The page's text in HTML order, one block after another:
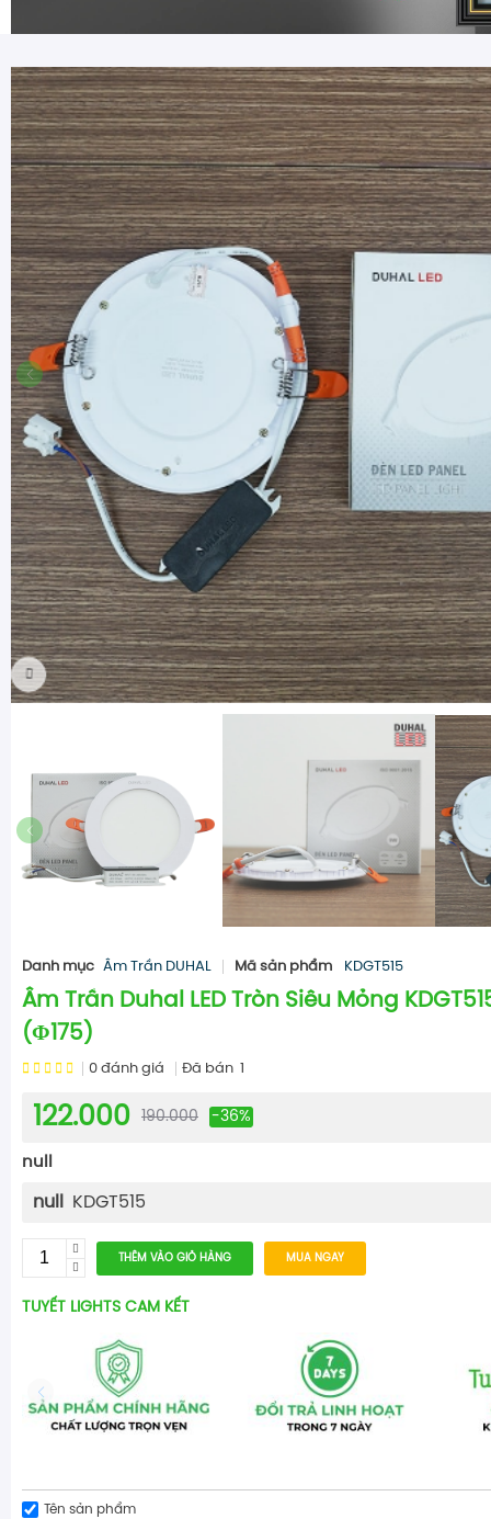
Danh mục Âm Trần DUHAL Mã sản phẩm KDGT515
Âm Trần Duhal LED Tròn Siêu Mỏng
(Φ175)
0 đánh giá Đã bán 1
122.000 190.000 -36%
null
null KDGT515
THÊM VÀO GIỎ HÀNG MUA NGAY
TUYẾT LIGHTS CAM KẾT
Tên sản phẩm